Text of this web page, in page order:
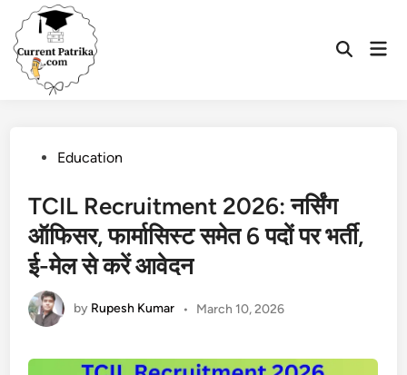
content
Open
PostedEducation
TCIL Recruitment 2026: नर्सिंग
ऑफिसर, फार्मासिस्ट समेत 6 पदों पर भर्ती,
ई-मेल से करें आवेदन
by Rupesh Kumar • March 10, 2026